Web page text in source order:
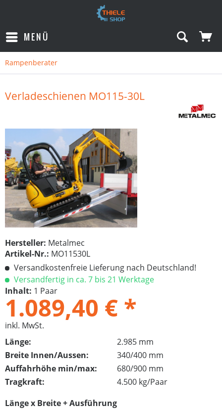
MENÜ
Rampenberater
Verladeschienen MO115-30L
Hersteller: Metalmec
Artikel-Nr.: MO11530L
Versandkostenfreie Lieferung nach Deutschland!
Versandfertig in ca. 7 bis 21 Werktage
Inhalt: 1 Paar
1.089,40 € *
inkl. MwSt.
Länge:
2.985 mm
Breite Innen/Aussen:
340/400 mm
Auffahrhöhe min/max:
680/900 mm
Tragkraft:
4.500 kg/Paar
Länge x Breite + Ausführung